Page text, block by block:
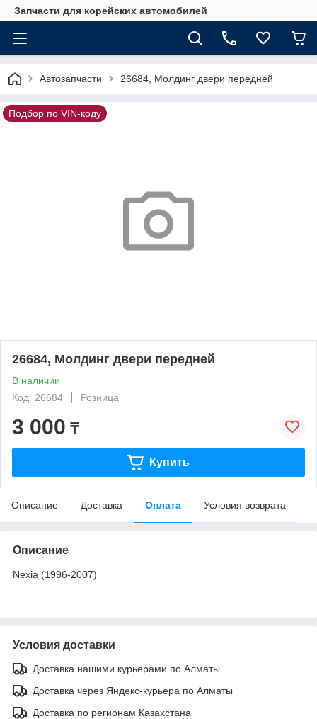
Запчасти для корейских автомобилей
Автозапчасти 26684, Молдинг двери передней
Подбор по VIN-коду
26684, Молдинг двери передней
В наличии
Код: 26684
Розница
3 000 ₸
Купить
Описание Доставка Оплата Условия возврата
Описание
Nexia (1996-2007)
Условия доставки
Доставка нашими курьерами по Алматы
Доставка через Яндекс-курьера по Алматы
Доставка по регионам Казахстана